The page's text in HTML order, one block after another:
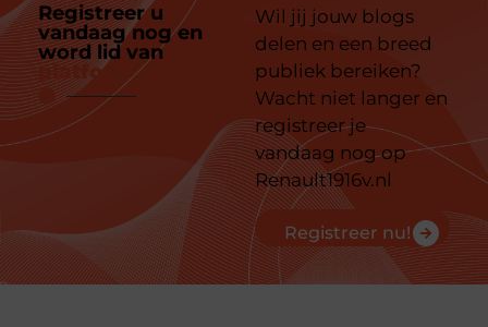
Registreer u
vandaag nog en
word lid van
platform
Wil jij jouw blogs
delen en een breed
publiek bereiken?
Wacht niet langer en
registreer je
vandaag nog op
Renault1916v.nl
Registreer nu!